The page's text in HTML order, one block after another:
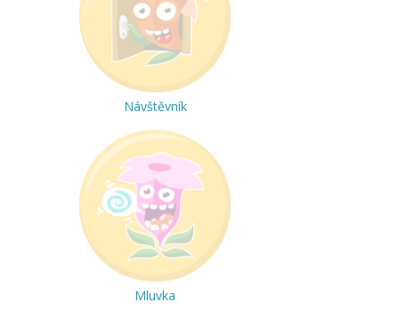
Návštěvník
Mluvka